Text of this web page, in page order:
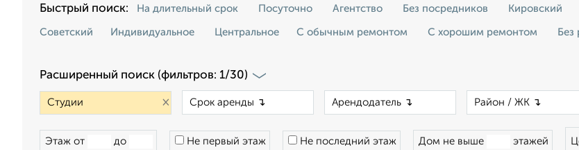
Быстрый поиск: На длительный срок Посуточно Агентство Без посредников Кировский
Советский Индивидуальное Центральное С обычным ремонтом С хорошим ремонтом Без
Расширенный поиск (фильтров: 1/30)
×
Этаж от до Не первый этаж Не последний этаж Дом не выше этажей